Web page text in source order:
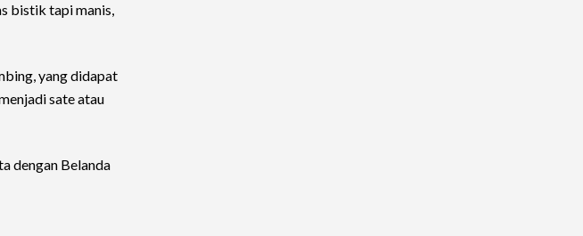
bistik tapi manis,
yang didapat
sate atau
dengan Belanda